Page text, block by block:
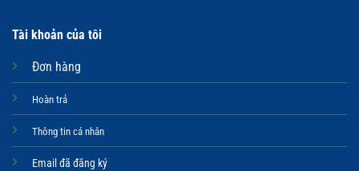
Tài khoản của tôi
Đơn hàng
Hoàn trả
Thông tin cá nhân
Email đã đăng ký